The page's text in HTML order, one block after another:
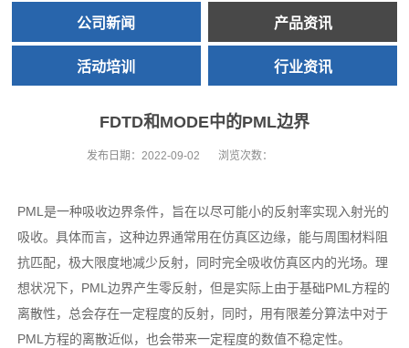
公司新闻 产品资讯
活动培训 行业资讯
FDTD和MODE中的PML边界
发布日期： 2022-09-02 浏览次数：
PML是一种吸收边界条件，旨在以尽可能小的反射率实现入射光的
吸收。具体而言，这种边界通常用在仿真区边缘，能与周围材料阻
抗匹配，极大限度地减少反射，同时完全吸收仿真区内的光场。理
想状况下，PML边界产生零反射，但是实际上由于基础PML方程的
离散性，总会存在一定程度的反射，同时，用有限差分算法中对于
PML方程的离散近似，也会带来一定程度的数值不稳定性。